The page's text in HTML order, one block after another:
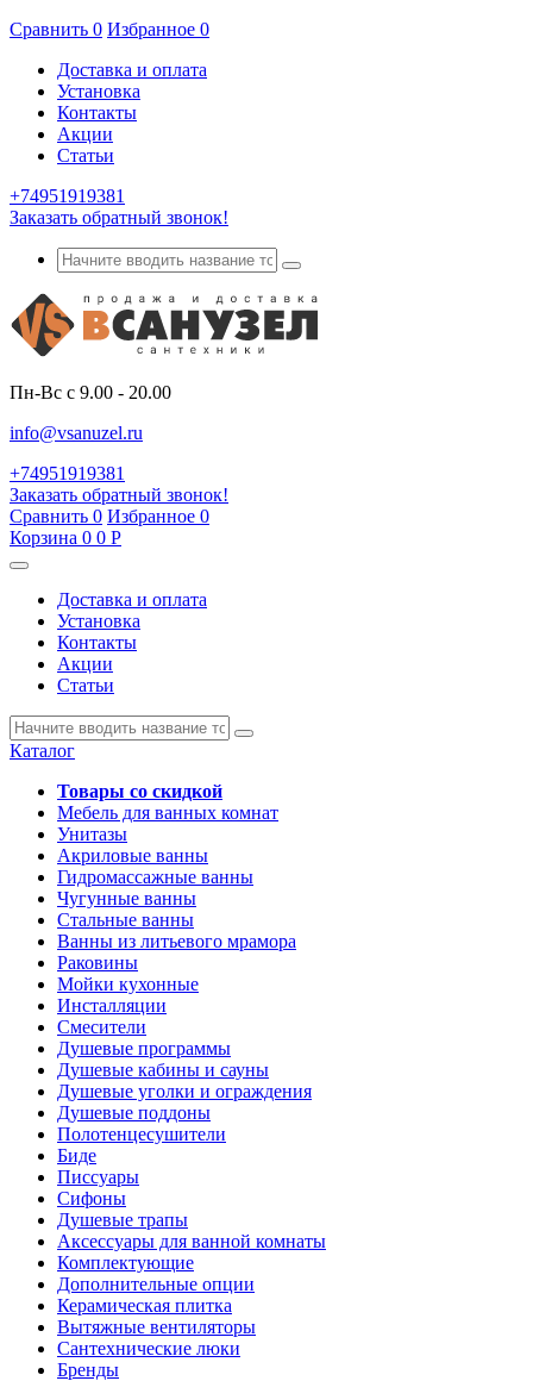
Сравнить 0 Избранное 0
Доставка и оплата
Установка
Контакты
Акции
Статьи
+74951919381
Заказать обратный звонок!
Пн-Вс с 9.00 - 20.00
info@vsanuzel.ru
+74951919381
Заказать обратный звонок!
Сравнить 0 Избранное 0
Корзина 0 0 Р
Доставка и оплата
Установка
Контакты
Акции
Статьи
Каталог
Товары со скидкой
Мебель для ванных комнат
Унитазы
Акриловые ванны
Гидромассажные ванны
Чугунные ванны
Стальные ванны
Ванны из литьевого мрамора
Раковины
Мойки кухонные
Инсталляции
Смесители
Душевые программы
Душевые кабины и сауны
Душевые уголки и ограждения
Душевые поддоны
Полотенцесушители
Биде
Писсуары
Сифоны
Душевые трапы
Аксессуары для ванной комнаты
Комплектующие
Дополнительные опции
Керамическая плитка
Вытяжные вентиляторы
Сантехнические люки
Бренды